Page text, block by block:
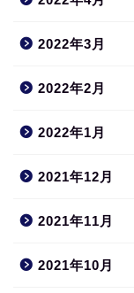
2022年3月
2022年2月
2022年1月
2021年12月
2021年11月
2021年10月